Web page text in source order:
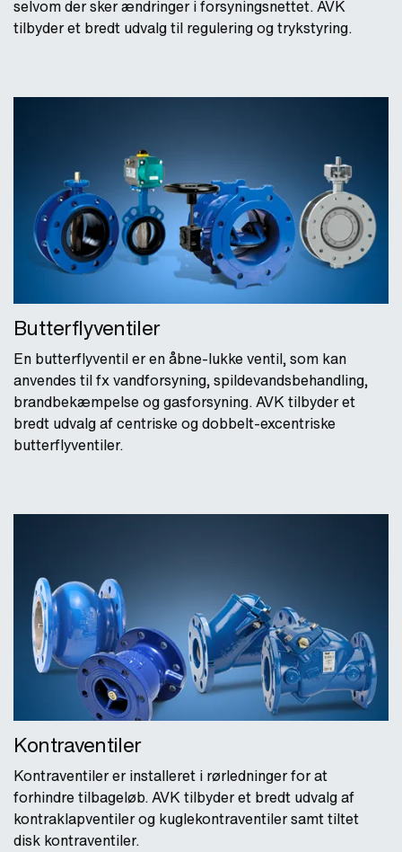
selvom der sker ændringer i forsyningsnettet. AVK
tilbyder et bredt udvalg til regulering og trykstyring.
Butterflyventiler
En butterflyventil er en åbne-lukke ventil, som kan
anvendes til fx vandforsyning, spildevandsbehandling,
brandbekæmpelse og gasforsyning. AVK tilbyder et
bredt udvalg af centriske og dobbelt-excentriske
butterflyventiler.
Kontraventiler
Kontraventiler er installeret i rørledninger for at
forhindre tilbageløb. AVK tilbyder et bredt udvalg af
kontraklapventiler og kuglekontraventiler samt tiltet
disk kontraventiler.